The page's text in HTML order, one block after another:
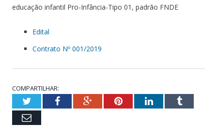
educação infantil Pro-Infância-Tipo 01, padrão FNDE
Edital
Contrato Nº 001/2019
COMPARTILHAR:
TwitterFacebookGoogle+PinterestLinkedInTumblr
Email